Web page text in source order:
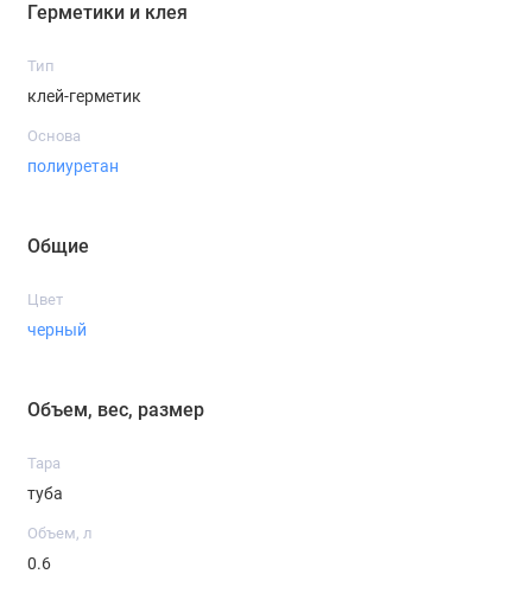
Герметики и клея
Тип
клей-герметик
Основа
полиуретан
Общие
Цвет
черный
Объем, вес, размер
Тара
туба
Объем, л
0.6